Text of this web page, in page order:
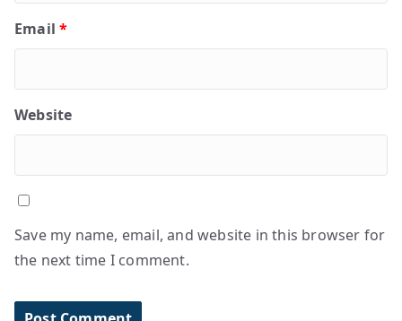
Email*
Website
Save my name, email, and website in this browser for
the next time I comment.